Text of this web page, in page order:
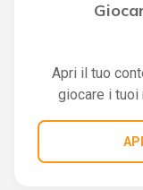
Apri il tuo
giocare i tuoi